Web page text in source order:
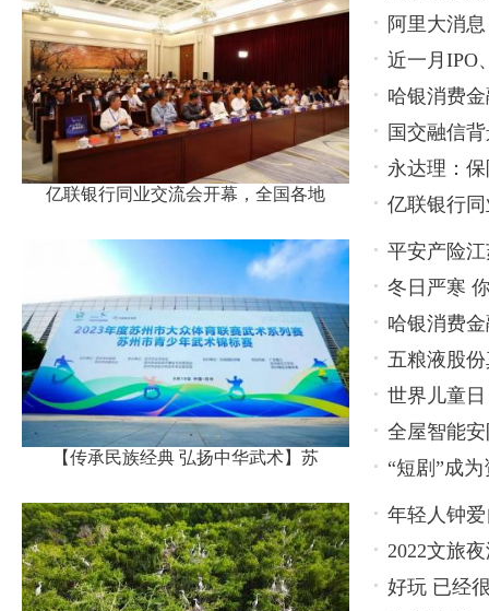
亿联银行同业交流会开幕，全国各地
持，还有
阿里大消
近一月IPO
衡关键在
哈银消费
国交融信
永达理：
亿联银行
名代表
【传承民族经典 弘扬中华武术】苏
平安产险
张楼村
冬日严寒
哈银消费
保护工作
五粮液股
出怎样火花
世界儿童
州举办
全屋智能
“短剧”成
有潜力
年轻人钟
2022文旅
博览会
好玩 已经